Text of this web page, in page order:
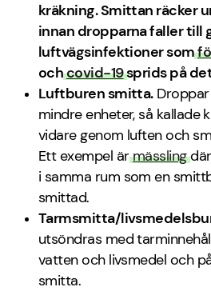
kräkning. Smittan räcker
innan dropparna faller till
luftvägsinfektioner som
ochcovid-19sprids på
Luftburen smitta.
mindre enheter, så kallade
vidare genom luften och
Ett exempel ärmässling
i samma rum som en
smittad.
Tarmsmitta/
utsöndras med
vatten och livsmedel och
smitta.